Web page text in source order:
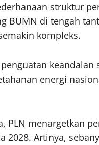
struktur
BUMN di tengah
kompleks.
energi
PLN menargetkan
2028. Artinya,